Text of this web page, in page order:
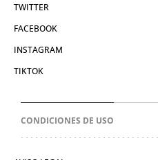
TWITTER
FACEBOOK
INSTAGRAM
TIKTOK
CONDICIONES DE USO